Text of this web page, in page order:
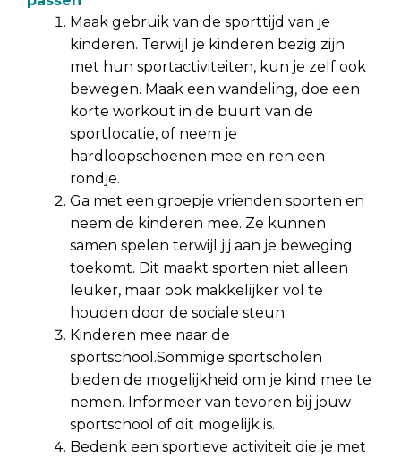
Maak gebruik van de sporttijd van je
kinderen. Terwijl je kinderen bezig zijn
met hun sportactiviteiten, kun je zelf ook
bewegen. Maak een wandeling, doe een
korte workout in de buurt van de
sportlocatie, of neem je
hardloopschoenen mee en ren een
rondje.
Ga met een groepje vrienden sporten en
neem de kinderen mee. Ze kunnen
samen spelen terwijl jij aan je beweging
toekomt. Dit maakt sporten niet alleen
leuker, maar ook makkelijker vol te
houden door de sociale steun.
Kinderen mee naar de
sportschool.Sommige sportscholen
bieden de mogelijkheid om je kind mee te
nemen. Informeer van tevoren bij jouw
sportschool of dit mogelijk is.
Bedenk een sportieve activiteit die je met